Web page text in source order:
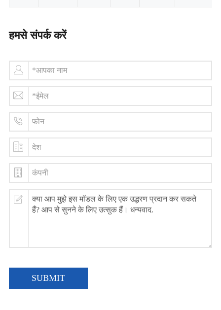
हमसे संपर्क करें
SUBMIT